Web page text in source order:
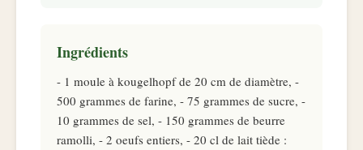
Ingrédients
- 1 moule à kougelhopf de 20 cm de diamètre, -
500 grammes de farine, - 75 grammes de sucre, -
10 grammes de sel, - 150 grammes de beurre
ramolli, - 2 oeufs entiers, - 20 cl de lait tiède :